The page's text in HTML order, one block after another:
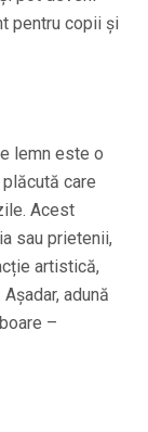
pentru copii și
lemn este o
care
Acest
sau prietenii,
artistică,
adună
–